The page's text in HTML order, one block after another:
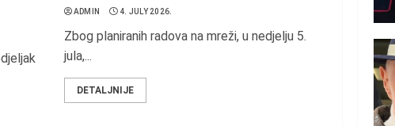
ADMIN 4. JULY 2026.
Zbog planiranih radova na mreži, u nedjelju 5.
jula,...
DETALJNIJE